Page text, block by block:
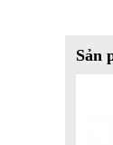
Sản